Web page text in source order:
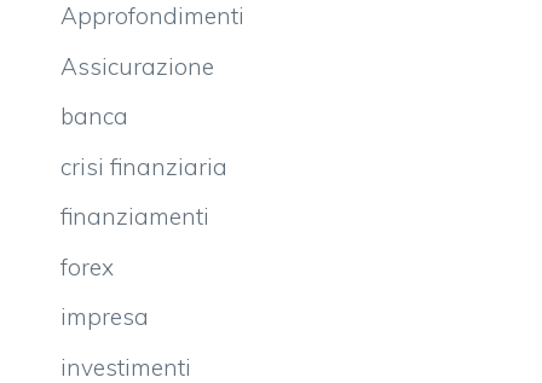
Approfondimenti
Assicurazione
banca
crisi finanziaria
finanziamenti
forex
impresa
investimenti